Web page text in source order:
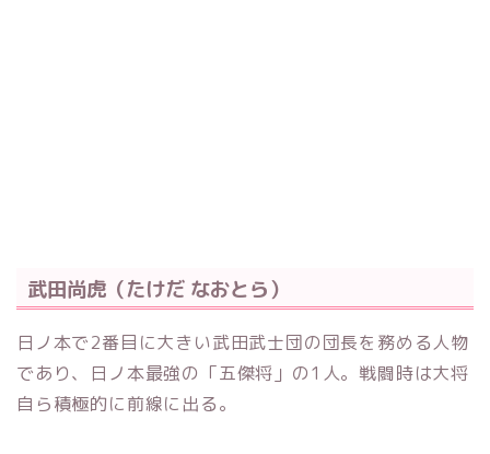
武田尚虎（たけだ なおとら）
日ノ本で2番目に大きい武田武士団の団長を務める人物
であり、日ノ本最強の「五傑将」の1人。戦闘時は大将
自ら積極的に前線に出る。